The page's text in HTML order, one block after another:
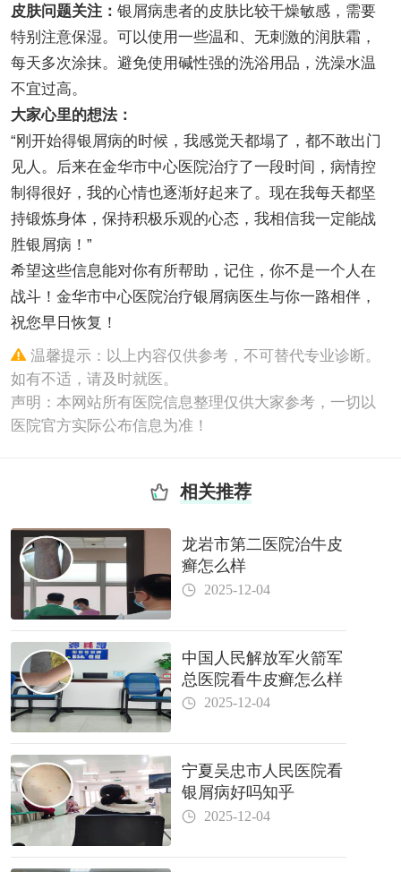
皮肤问题关注： 银屑病患者的皮肤比较干燥敏感，需要
特别注意保湿。可以使用一些温和、无刺激的润肤霜，
每天多次涂抹。避免使用碱性强的洗浴用品，洗澡水温
不宜过高。
大家心里的想法：
“刚开始得银屑病的时候，我感觉天都塌了，都不敢出门
见人。后来在金华市中心医院治疗了一段时间，病情控
制得很好，我的心情也逐渐好起来了。现在我每天都坚
持锻炼身体，保持积极乐观的心态，我相信我一定能战
胜银屑病！”
希望这些信息能对你有所帮助，记住，你不是一个人在
战斗！金华市中心医院治疗银屑病医生与你一路相伴，
祝您早日恢复！
温馨提示：以上内容仅供参考，不可替代专业诊断。
如有不适，请及时就医。
声明：本网站所有医院信息整理仅供大家参考，一切以
医院官方实际公布信息为准！
相关推荐
龙岩市第二医院治牛皮
癣怎么样
2025-12-04
中国人民解放军火箭军
总医院看牛皮癣怎么样
2025-12-04
宁夏吴忠市人民医院看
银屑病好吗知乎
2025-12-04